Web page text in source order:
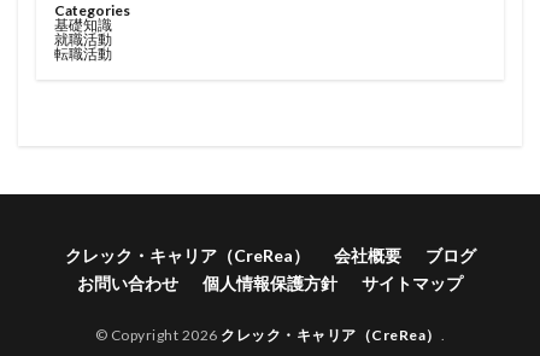
Categories
基礎知識
就職活動
転職活動
クレック・キャリア（CreRea） 会社概要
ブログ
お問い合わせ
個人情報保護方針 サイトマップ
© Copyright 2026 クレック・キャリア（CreRea） .